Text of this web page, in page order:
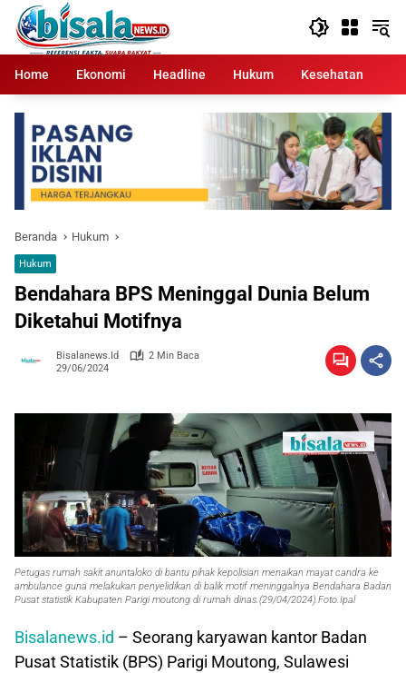
Langsung
konten
Home
Ekonomi Headline Hukum Kesehatan
Beranda Hukum
Hukum
Bendahara BPS Meninggal Dunia Belum
Diketahui Motifnya
Bisalanews.id
2 Min Baca
29/06/2024
Petugas rumah sakit anuntaloko di bantu pihak kepolisian menaikan mayat candra ke
ambulance guna melakukan penyelidikan di balik motif meninggalnya Bendahara Badan
Pusat statistik Kabupaten Parigi moutong di rumah dinas.(29/04/2024).Foto.Ipal
Bisalanews.id – Seorang karyawan kantor Badan
Pusat Statistik (BPS) Parigi Moutong, Sulawesi